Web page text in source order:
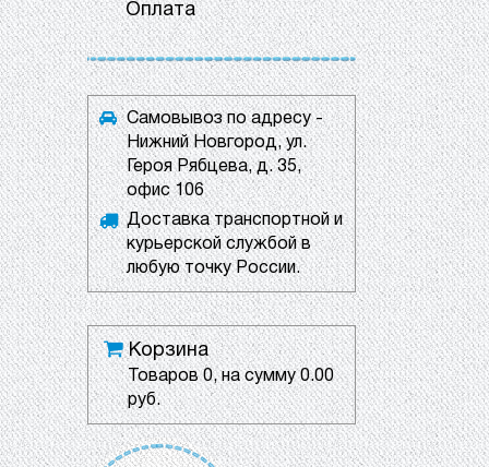
Оплата
Самовывоз по адресу -
Нижний Новгород, ул.
Героя Рябцева, д. 35,
офис 106
Доставка транспортной и
курьерской службой в
любую точку России.
Корзина
Товаров0, на сумму0.00
руб.